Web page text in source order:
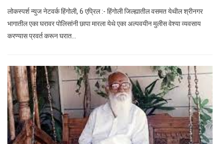
लोकस्पर्श न्युज नेटवर्क हिंगोली, 6 एप्रिल :- हिंगोली जिल्ह्यातील वसमत येथील श्रीनगर
भागातील एका घरावर पोलिसांनी छापा मारला येथे एका अल्पवयीन मुलीस वेश्या व्यवसाय
करण्यास प्रवर्त करून घरात…